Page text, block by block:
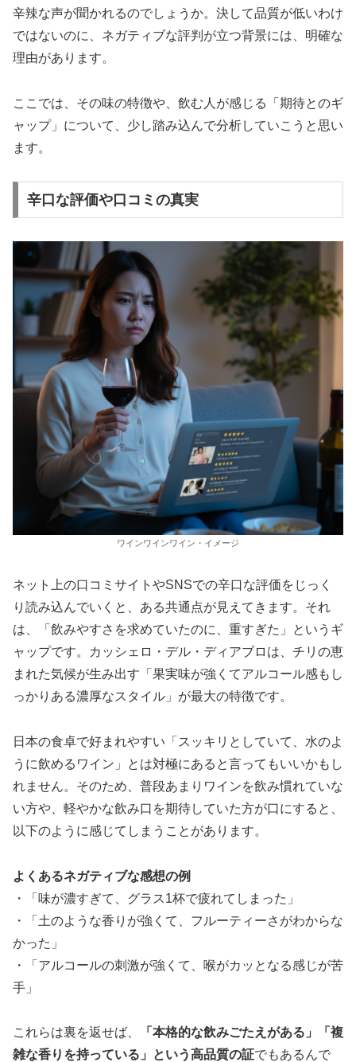
辛辣な声が聞かれるのでしょうか。決して品質が低いわけ
ではないのに、ネガティブな評判が立つ背景には、明確な
理由があります。
ここでは、その味の特徴や、飲む人が感じる「期待とのギ
ャップ」について、少し踏み込んで分析していこうと思い
ます。
辛口な評価や口コミの真実
ワインワインワイン・イメージ
ネット上の口コミサイトやSNSでの辛口な評価をじっく
り読み込んでいくと、ある共通点が見えてきます。それ
は、「飲みやすさを求めていたのに、重すぎた」というギ
ャップです。カッシェロ・デル・ディアブロは、チリの恵
まれた気候が生み出す「果実味が強くてアルコール感もし
っかりある濃厚なスタイル」が最大の特徴です。
日本の食卓で好まれやすい「スッキリとしていて、水のよ
うに飲めるワイン」とは対極にあると言ってもいいかもし
れません。そのため、普段あまりワインを飲み慣れていな
い方や、軽やかな飲み口を期待していた方が口にすると、
以下のように感じてしまうことがあります。
よくあるネガティブな感想の例
・「味が濃すぎて、グラス1杯で疲れてしまった」
・「土のような香りが強くて、フルーティーさがわからな
かった」
・「アルコールの刺激が強くて、喉がカッとなる感じが苦
手」
これらは裏を返せば、
「本格的な飲みごたえがある」「複
雑な香りを持っている」という高品質の証でもあるんで